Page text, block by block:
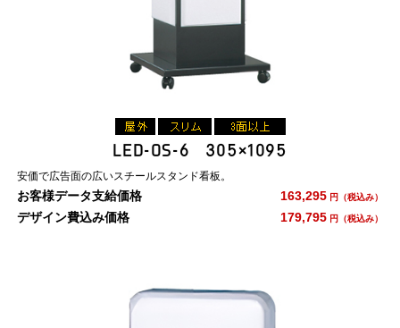
LED-OS-6 305×1095
安価で広告面の広いスチールスタンド看板。
お客様データ支給価格 163,295 円（税込み）
デザイン費込み価格 179,795 円（税込み）